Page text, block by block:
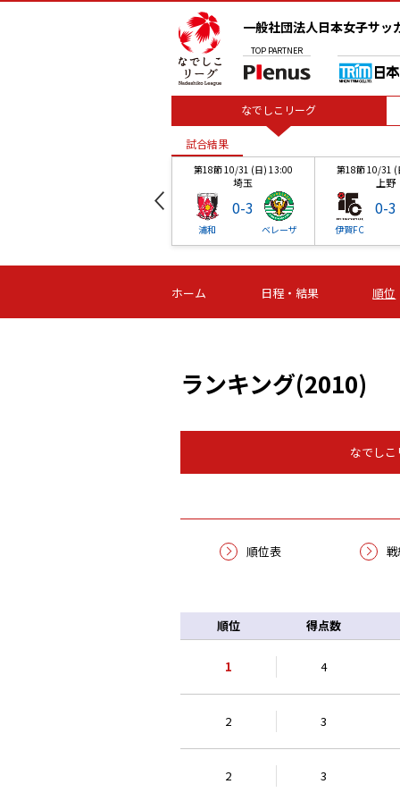
一般社団法人日本女子サッ
TOP PARTNER
なでしこリーグ
試合結果
第18節 10/31 (日) 13:00
埼玉
浦和
0-3
ベレーザ
第18節 10/31 (
上野
伊賀FC
0-3
試合結果
試合結果
試合結果
ホーム 日程・結果 順位
ランキング(2010)
なでしこ
順位表
順位 得点数
1 4
2 3
2 3